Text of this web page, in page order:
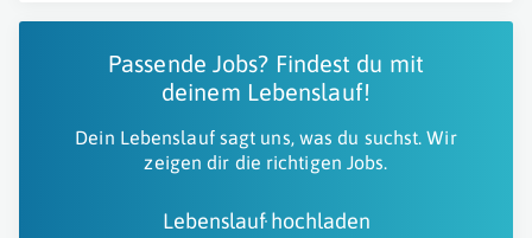
Passende Jobs? Findest du mit
deinem Lebenslauf!
Dein Lebenslauf sagt uns, was du suchst. Wir
zeigen dir die richtigen Jobs.
Lebenslauf hochladen